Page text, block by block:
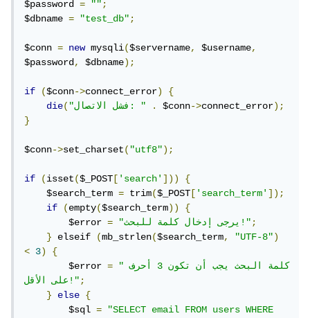
$password = "";
$dbname = "test_db";
$conn = new mysqli($servername, $username,
$password, $dbname);
if ($conn->connect_error)
{
die( "فشل الاتصال: " . $conn->connect_error);
}
$conn->set_charset("utf8");
if (isset($_POST ['search']))
{
    $search_term
= trim($_POST ['search_term']);
if
(empty($search_term))
{
        $error
= "يرجى إدخال كلمة للبحث!";
}
elseif (mb_strlen($search_term, "UTF-8")
<
3)
{
        $error
=
"كلمة البحث يجب أن تكون 3 أحرف
على الأقل!";
}
else
{
        $sql
=
"SELECT email FROM users WHERE